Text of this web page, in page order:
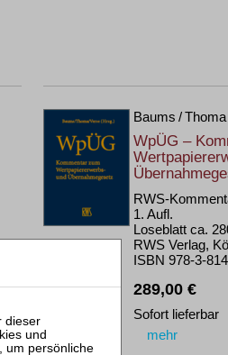
Baums /
WpÜG –
RWS-
1. Aufl.
Loseblatt ca.
RWS Verlag,
ISBN 978-3-
289,00 €
Sofort lieferbar
mehr